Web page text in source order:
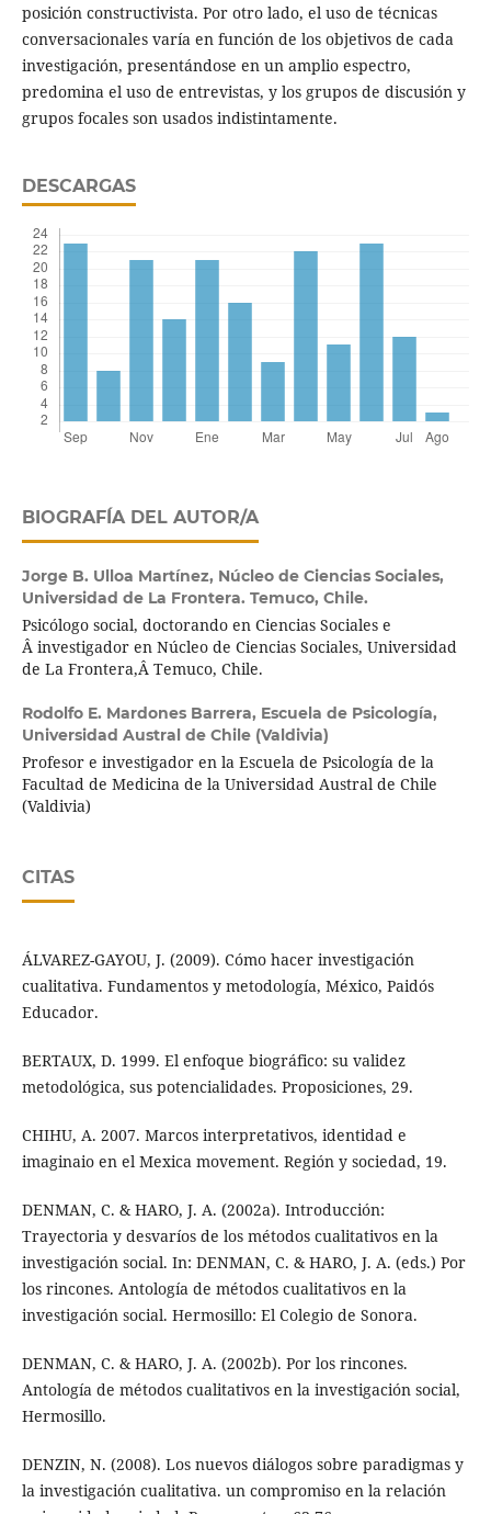
posición constructivista. Por otro lado, el uso de técnicas
conversacionales varía en función de los objetivos de cada
investigación, presentándose en un amplio espectro,
predomina el uso de entrevistas, y los grupos de discusión y
grupos focales son usados indistintamente.
DESCARGAS
BIOGRAFÍA DEL AUTOR/A
Jorge B. Ulloa Martínez, Núcleo de Ciencias Sociales,
Universidad de La Frontera. Temuco, Chile.
Psicólogo social, doctorando en Ciencias Sociales e
Â investigador en Núcleo de Ciencias Sociales, Universidad
de La Frontera,Â Temuco, Chile.
Rodolfo E. Mardones Barrera, Escuela de Psicología,
Universidad Austral de Chile (Valdivia)
Profesor e investigador en la Escuela de Psicología de la
Facultad de Medicina de la Universidad Austral de Chile
(Valdivia)
CITAS
ÁLVAREZ-GAYOU, J. (2009). Cómo hacer investigación
cualitativa. Fundamentos y metodología, México, Paidós
Educador.
BERTAUX, D. 1999. El enfoque biográfico: su validez
metodológica, sus potencialidades. Proposiciones, 29.
CHIHU, A. 2007. Marcos interpretativos, identidad e
imaginaio en el Mexica movement. Región y sociedad, 19.
DENMAN, C. & HARO, J. A. (2002a). Introducción:
Trayectoria y desvaríos de los métodos cualitativos en la
investigación social. In: DENMAN, C. & HARO, J. A. (eds.) Por
los rincones. Antología de métodos cualitativos en la
investigación social. Hermosillo: El Colegio de Sonora.
DENMAN, C. & HARO, J. A. (2002b). Por los rincones.
Antología de métodos cualitativos en la investigación social,
Hermosillo.
DENZIN, N. (2008). Los nuevos diálogos sobre paradigmas y
la investigación cualitativa. un compromiso en la relación